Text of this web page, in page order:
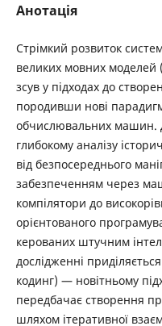
Анотація
Стрімкий розвиток
великих мовних
зсув у підходах до
породивши нові
обчислювальних машин.
глибокому аналізу
від безпосереднього
забезпеченням через
компілятори до
орієнтованого
керованих штучним
дослідженні
кодинг) — новітньому
передбачає створення
шляхом ітеративної